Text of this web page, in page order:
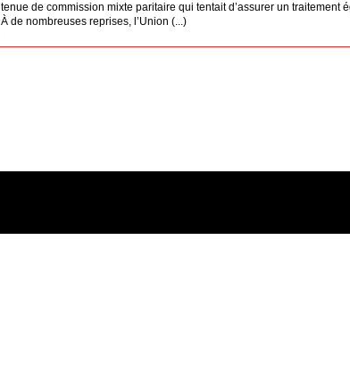
tenue de commission mixte paritaire qui tentait d’assurer un traitement
À de nombreuses reprises, l’Union (...)